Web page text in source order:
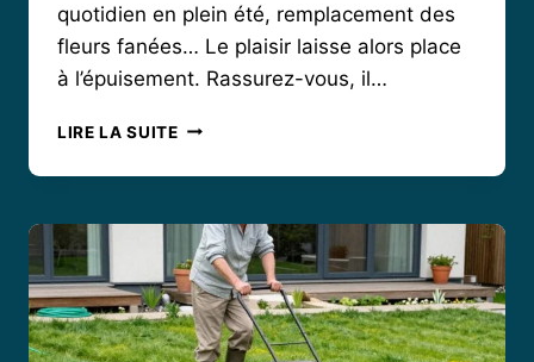
quotidien en plein été, remplacement des
fleurs fanées… Le plaisir laisse alors place
à l’épuisement. Rassurez-vous, il…
LIRE LA SUITEJARDIN
:
SECRET
DES
BORDURES
FLEURIES
QUI
NE